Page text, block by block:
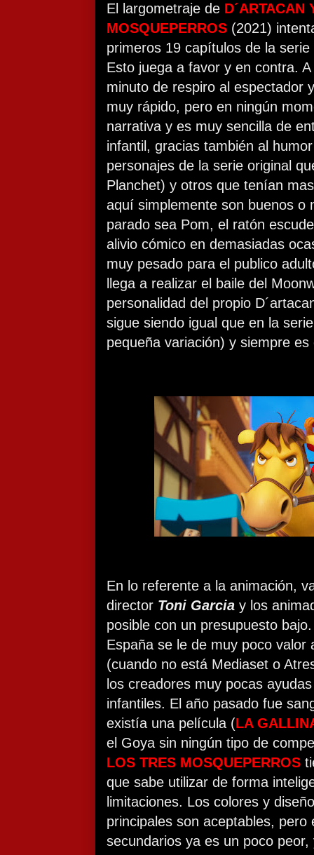
El largometraje de D´ARTACAN
MOSQUEPERROS (2021)
primeros 19 capítulos de la
Esto juega a favor y en contra.
minuto de respiro al espectador
muy rápido, pero en ningún
narrativa y es muy sencilla de
infantil, gracias también al
personajes de la serie original
Planchet) y otros que tenían
aquí simplemente son buenos o
parado sea Pom, el ratón
alivio cómico en demasiadas
muy pesado para el publico
llega a realizar el baile del
personalidad del propio
sigue siendo igual que en la
pequeña variación) y siempre es
En lo referente a la animación,
director Toni Garcia y los
posible con un presupuesto
España se le de muy poco valor
(cuando no está Mediaset o
los creadores muy pocas
infantiles. El año pasado fue
existía una película (LA
el Goya sin ningún tipo de
LOS TRES MOSQUEPERROS
que sabe utilizar de forma
limitaciones. Los colores y
principales son aceptables, pero
secundarios ya es un poco